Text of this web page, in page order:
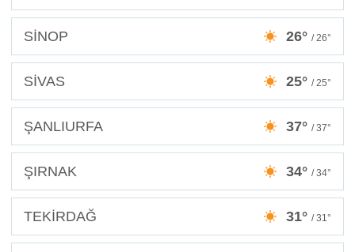
SİNOP 26° / 26°
SİVAS 25° / 25°
ŞANLIURFA 37° / 37°
ŞIRNAK 34° / 34°
TEKİRDAĞ 31° / 31°